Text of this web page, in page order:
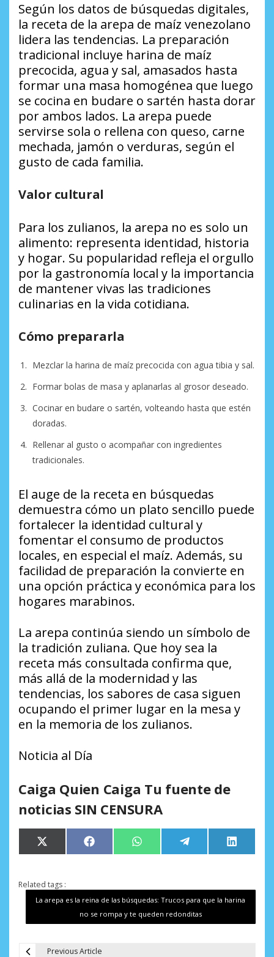
Según los datos de búsquedas digitales,
la receta de la arepa de maíz venezolano
lidera las tendencias. La preparación
tradicional incluye harina de maíz
precocida, agua y sal, amasados hasta
formar una masa homogénea que luego
se cocina en budare o sartén hasta dorar
por ambos lados. La arepa puede
servirse sola o rellena con queso, carne
mechada, jamón o verduras, según el
gusto de cada familia.
Valor cultural
Para los zulianos, la arepa no es solo un
alimento: representa identidad, historia
y hogar. Su popularidad refleja el orgullo
por la gastronomía local y la importancia
de mantener vivas las tradiciones
culinarias en la vida cotidiana.
Cómo prepararla
Mezclar la harina de maíz precocida con agua tibia y sal.
Formar bolas de masa y aplanarlas al grosor deseado.
Cocinar en budare o sartén, volteando hasta que estén
doradas.
Rellenar al gusto o acompañar con ingredientes
tradicionales.
El auge de la receta en búsquedas
demuestra cómo un plato sencillo puede
fortalecer la identidad cultural y
fomentar el consumo de productos
locales, en especial el maíz. Además, su
facilidad de preparación la convierte en
una opción práctica y económica para los
hogares marabinos.
La arepa continúa siendo un símbolo de
la tradición zuliana. Que hoy sea la
receta más consultada confirma que,
más allá de la modernidad y las
tendencias, los sabores de casa siguen
ocupando el primer lugar en la mesa y
en la memoria de los zulianos.
Noticia al Día
Caiga Quien Caiga Tu fuente de
noticias SIN CENSURA
Compartir
en
X
(Twitter)
Compartir
en
Facebook Compartir
en
WhatsApp Compartir
en
Telegram
en
LinkedIn
Related tags :
La arepa es la reina de las búsquedas: Trucos para que la harina
no se rompa y te queden redonditas
Previous Article